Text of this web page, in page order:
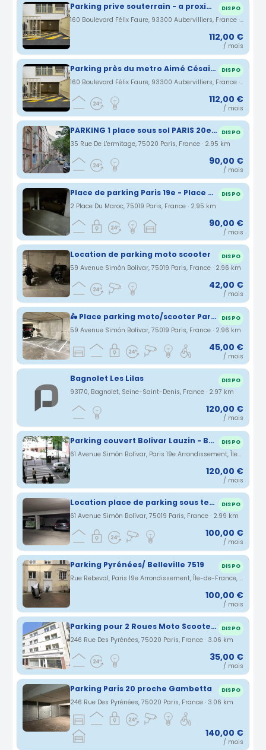
Parking prive souterrain - a proximité du metro aime cesaire (ligne 12) DISPO
160 Boulevard Félix Faure, 93300 Aubervilliers, France · 2.94 km
112,00 €
/ mois
Parking près du metro Aimé Césaire (Ligne 12) DISPO
160 Boulevard Félix Faure, 93300 Aubervilliers, France · 2.94 km
112,00 €
/ mois
PARKING 1 place sous sol PARIS 20e ermitage-jourdain DISPO
35 Rue De L'ermitage, 75020 Paris, France · 2.95 km
90,00 €
/ mois
Place de parking Paris 19e - Place du Maroc DISPO
2 Place Du Maroc, 75019 Paris, France · 2.95 km
90,00 €
/ mois
Location de parking moto scooter DISPO
59 Avenue Simón Bolívar, 75019 Paris, France · 2.96 km
42,00 €
/ mois
🛵 Place parking moto/scooter Paris 19e 🛵 DISPO
59 Avenue Simón Bolívar, 75019 Paris, France · 2.96 km
45,00 €
/ mois
Bagnolet Les Lilas DISPO
93170, Bagnolet, Seine-Saint-Denis, France · 2.97 km
120,00 €
/ mois
Parking couvert Bolivar Lauzin - Belleville Buttes Chaumont DISPO
61 Avenue Simón Bolívar, Paris 19e Arrondissement, Île-de-France, France · 2.99 km
120,00 €
/ mois
Location place de parking sous terrain (buttes chaumont) DISPO
61 Avenue Simón Bolívar, 75019 Paris, France · 2.99 km
100,00 €
/ mois
Parking Pyrénées/ Belleville 7519 DISPO
Rue Rebeval, Paris 19e Arrondissement, Île-de-France, France · 3.03 km
100,00 €
/ mois
Parking pour 2 Roues Moto Scooter Velo électrique DISPO
246 Rue Des Pyrénées, 75020 Paris, France · 3.06 km
35,00 €
/ mois
Parking Paris 20 proche Gambetta DISPO
246 Rue Des Pyrénées, 75020 Paris, France · 3.06 km
140,00 €
/ mois